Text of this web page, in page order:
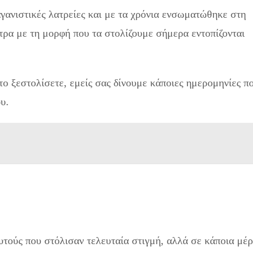
λατρείες και με τα χρόνια ενσωματώθηκε στη
με τη μορφή που τα στολίζουμε σήμερα εντοπίζονται
εμείς σας δίνουμε κάποιες ημερομηνίες
που στόλισαν τελευταία στιγμή, αλλά σε κάποια